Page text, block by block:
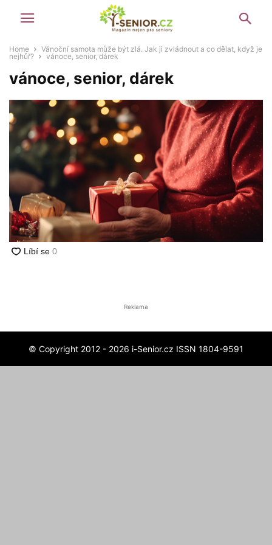
Home
Vánoční samota může být zlá. Jak ji zvládnout a co dělat, když je
nejhůř?
vánoce, senior, dárek
vánoce, senior, dárek
Reklama
© Copyright 2012 - 2026 i-Senior.cz ISSN 1804-9591